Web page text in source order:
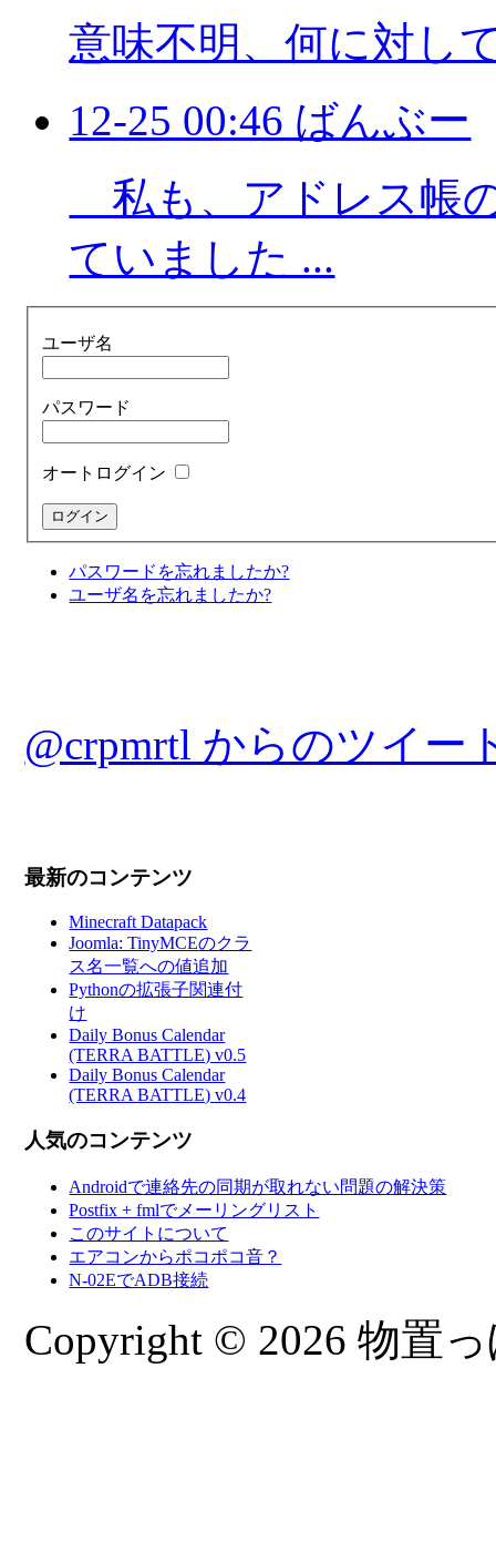
意味不明、何に対し
12-25 00:46 ばんぶー
私も、アドレス帳
ていました ...
ユーザ名
パスワード
オートログイン
パスワードを忘れましたか?
ユーザ名を忘れましたか?
@crpmrtl からのツイー
最新のコンテンツ
Minecraft Datapack
Joomla: TinyMCEのクラ
ス名一覧への値追加
Pythonの拡張子関連付
け
Daily Bonus Calendar
(TERRA BATTLE) v0.5
Daily Bonus Calendar
(TERRA BATTLE) v0.4
人気のコンテンツ
Androidで連絡先の同期が取れない問題の解決策
Postfix + fmlでメーリングリスト
このサイトについて
エアコンからポコポコ音？
N-02EでADB接続
Copyright © 2026 物置